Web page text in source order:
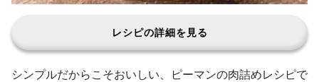
レシピの詳細を見る
シンプルだからこそおいしい、ピーマンの肉詰めレシピで